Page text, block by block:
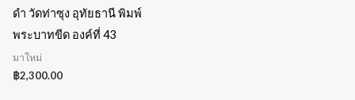
ดำ วัดท่าซุง อุทัยธานี พิมพ์
พระบาทขีด องค์ที่ 43
มาใหม่
฿2,300.00